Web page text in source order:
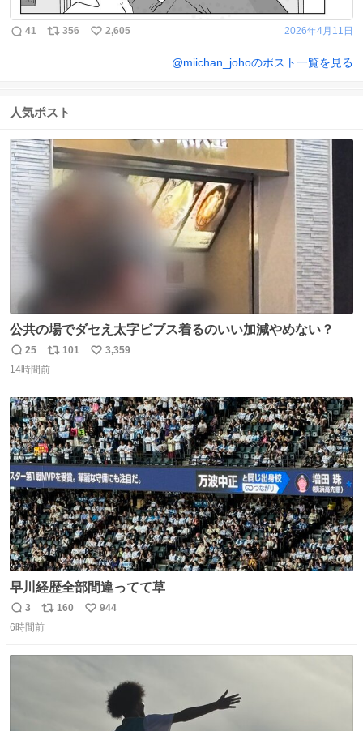
41 356 2,605 2026年4月11日
@miichan_johoのポスト一覧を見る
人気ポスト
公共の場でダセえ太字ビブス着るのいい加減やめない？
返
信
25
リ
ポ
ト
数
101
い
数
3,359
14時間前
早川経歴全部間違ってて草
返
信
3
リ
ポ
160
い
944
6時間前